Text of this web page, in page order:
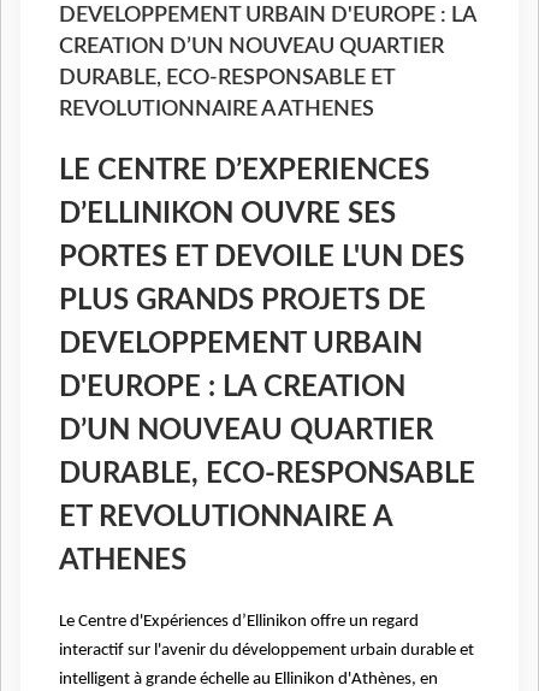
DEVELOPPEMENT URBAIN D'EUROPE : LA
CREATION D’UN NOUVEAU QUARTIER
DURABLE, ECO-RESPONSABLE ET
REVOLUTIONNAIRE A ATHENES
LE CENTRE D’EXPERIENCES
D’ELLINIKON OUVRE SES
PORTES ET DEVOILE L'UN DES
PLUS GRANDS PROJETS DE
DEVELOPPEMENT URBAIN
D'EUROPE : LA CREATION
D’UN NOUVEAU QUARTIER
DURABLE, ECO-RESPONSABLE
ET REVOLUTIONNAIRE A
ATHENES
Le Centre d'Expériences d’Ellinikon offre un regard
interactif sur l'avenir du développement urbain durable et
intelligent à grande échelle au Ellinikon d'Athènes, en